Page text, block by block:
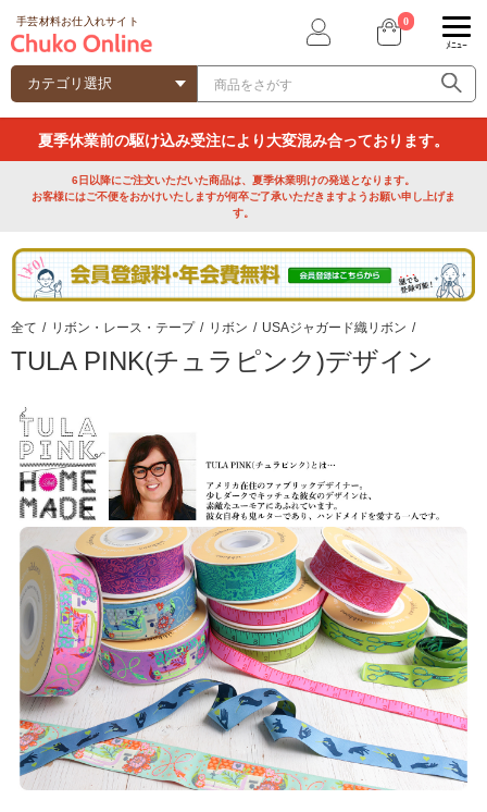
手芸材料お仕入れサイト 0
ﾒﾆｭｰ
夏季休業前の駆け込み受注により大変混み合っております。
6日以降にご注文いただいた商品は、夏季休業明けの発送となります。
お客様にはご不便をおかけいたしますが何卒ご了承いただきますようお願い申し上げま
す。
全て / リボン・レース・テープ / リボン / USAジャガード織リボン /
TULA PINK(チュラピンク)デザイン